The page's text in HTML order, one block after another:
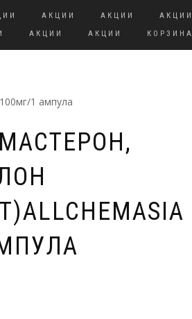
АКЦИИ АКЦИИ
АКЦИИ
АКЦИИ АКЦИИ КОРЗИНА
1 ампула